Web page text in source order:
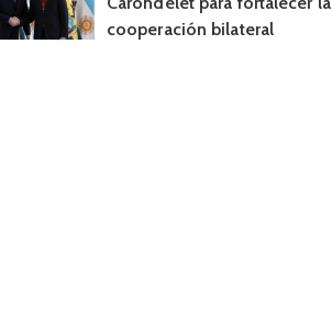
cooperación bilateral